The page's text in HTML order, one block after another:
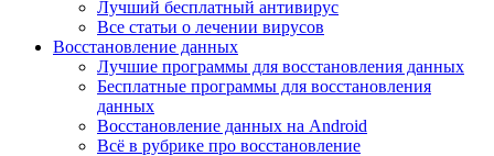
Лучший бесплатный антивирус
Все статьи о лечении вирусов
Восстановление данных
Лучшие программы для восстановления данных
Бесплатные программы для восстановления
данных
Восстановление данных на Android
Всё в рубрике про восстановление